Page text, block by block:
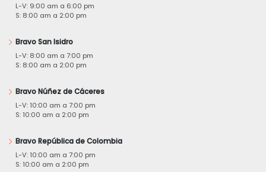
L-V: 9:00 am a 6:00 pm
S: 8:00 am a 2:00 pm
Bravo San Isidro
L-V: 8:00 am a 7:00 pm
S: 8:00 am a 2:00 pm
Bravo Núñez de Cáceres
L-V: 10:00 am a 7:00 pm
S: 10:00 am a 2:00 pm
Bravo República de Colombia
L-V: 10:00 am a 7:00 pm
S: 10:00 am a 2:00 pm